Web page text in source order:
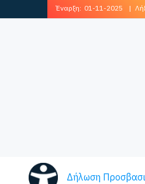
Έναρξη: 01-11-2025 |
Δήλωση